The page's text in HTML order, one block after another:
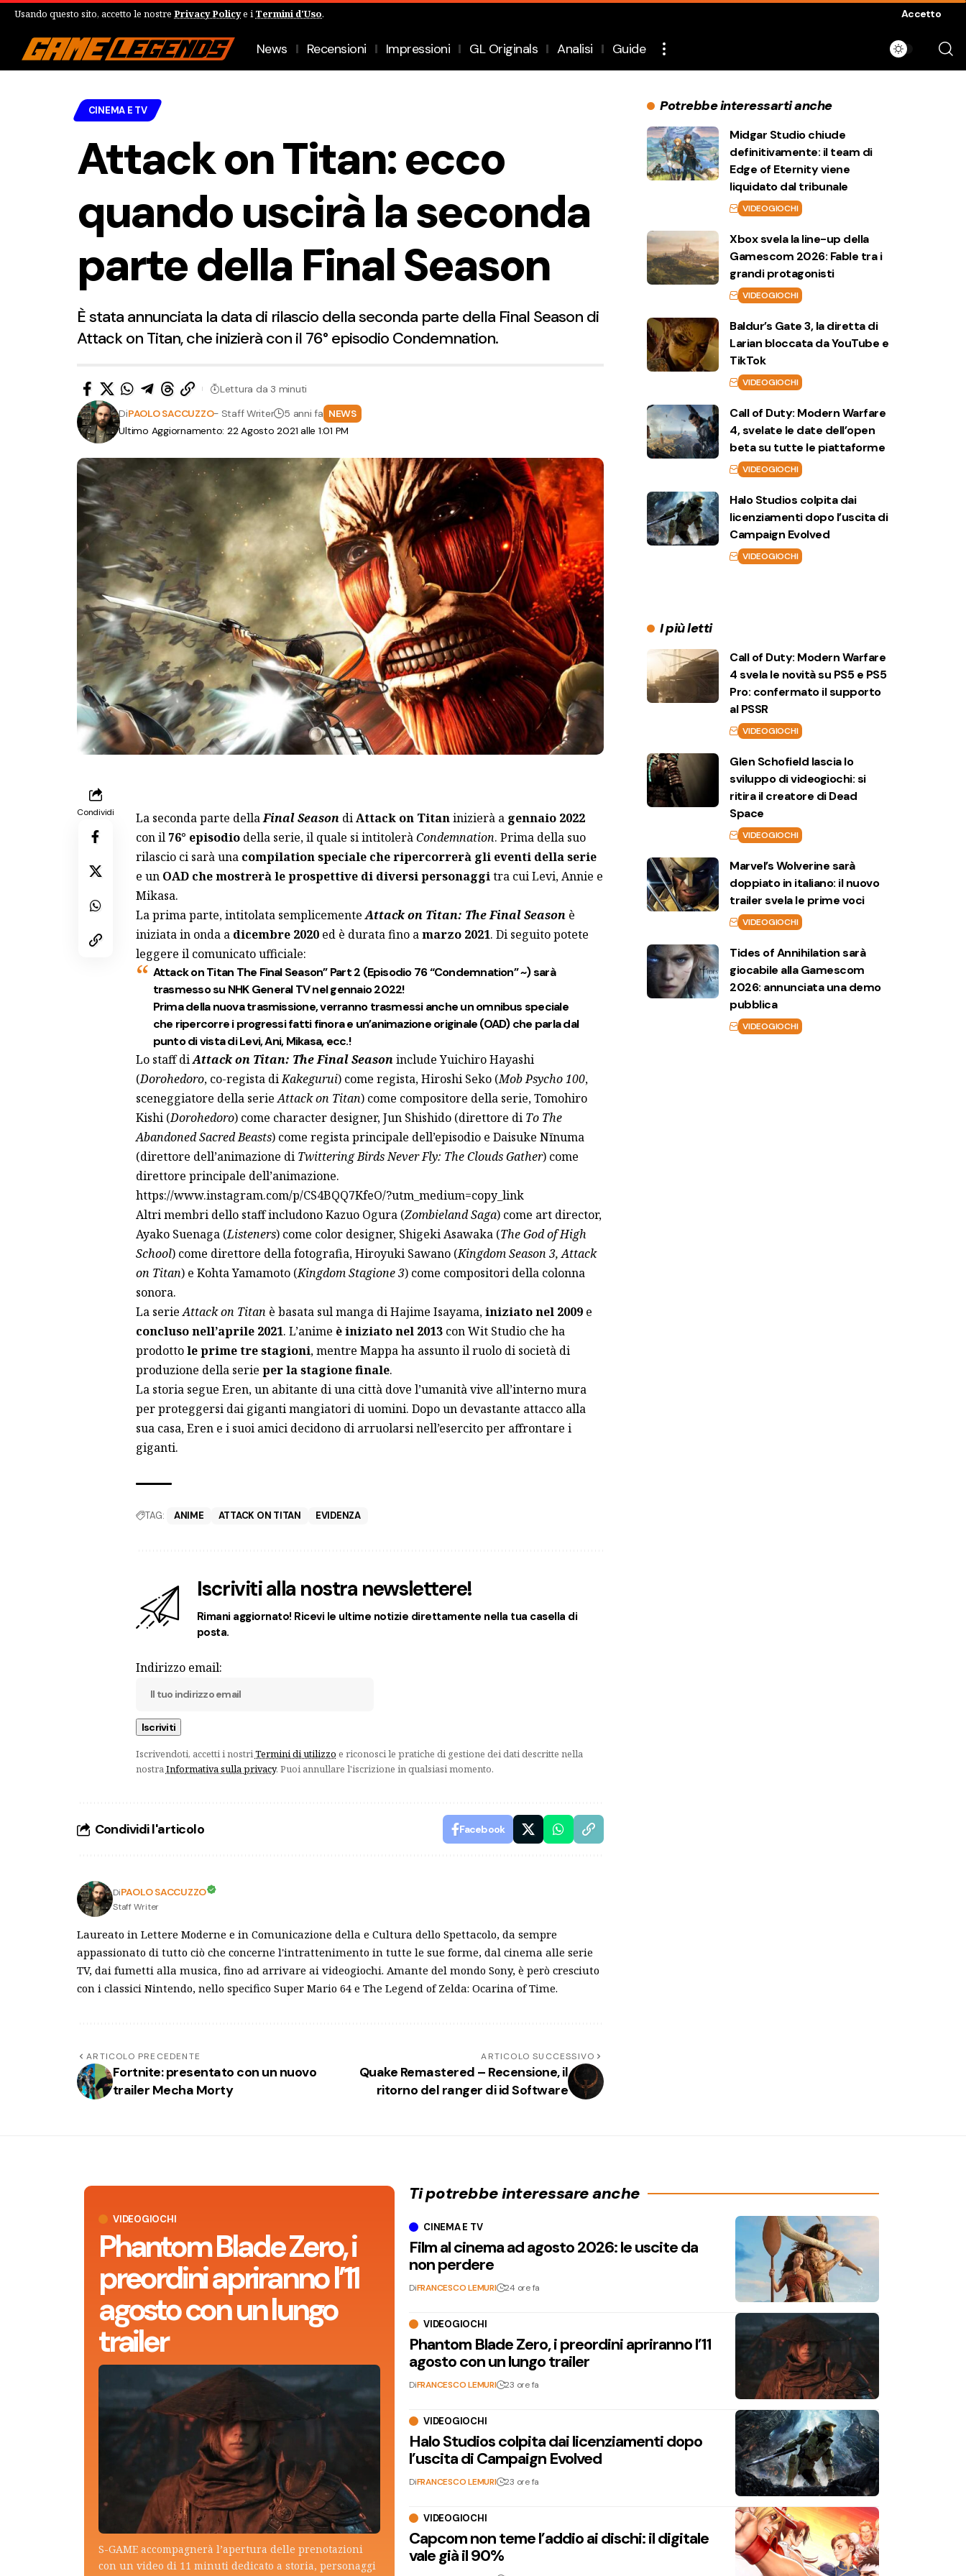
Usando questo sito, accetto le nostre Privacy Policye i Termini d'Uso. Accetto
News Recensioni Impressioni GL Originals Analisi Guide
CINEMA E TV
Attack on Titan: ecco
quando uscirà la seconda
parte della Final Season
È stata annunciata la data di rilascio della seconda parte della Final Season di
Attack on Titan, che inizierà con il 76° episodio Condemnation.
Ultimo Aggiornamento: 22 Agosto 2021 alle 1:01 PM
DiPAOLO SACCUZZO- Staff Writer 5 anni fa NEWS
Lettura da 3 minuti
Condividi La seconda parte dellaFinal SeasondiAttack on Titaninizierà agennaio 2022
con il76° episodiodella serie, il quale si intitoleràCondemnation. Prima della suo
rilascio ci sarà unacompilation speciale che ripercorrerà gli eventi della serie
e unOAD che mostrerà le prospettive di diversi personaggitra cui Levi, Annie e
Mikasa.
La prima parte, intitolata semplicementeAttack on Titan: The Final Seasonè
iniziata in onda adicembre 2020ed è durata fino amarzo 2021. Di seguito potete
leggere il comunicato ufficiale:
Attack on Titan The Final Season” Part 2 (Episodio 76 “Condemnation” ~) sarà
trasmesso su NHK General TV nel gennaio 2022!
Prima della nuova trasmissione, verranno trasmessi anche un omnibus speciale
che ripercorre i progressi fatti finora e un’animazione originale (OAD) che parla dal
punto di vista di Levi, Ani, Mikasa, ecc.!
Lo staff diAttack on Titan: The Final Seasoninclude Yuichiro Hayashi
(Dorohedoro, co-regista diKakegurui) come regista, Hiroshi Seko (Mob Psycho 100,
sceneggiatore della serieAttack on Titan) come compositore della serie, Tomohiro
Kishi (Dorohedoro) come character designer, Jun Shishido (direttore di To The
Abandoned Sacred Beasts) come regista principale dell’episodio e Daisuke Nīnuma
(direttore dell’animazione di Twittering Birds Never Fly: The Clouds Gather) come
direttore principale dell’animazione.
https://www.instagram.com/p/CS4BQQ7KfeO/?utm_medium=copy_link
Altri membri dello staff includono Kazuo Ogura (Zombieland Saga) come art director,
Ayako Suenaga (Listeners) come color designer, Shigeki Asawaka (The God of High
School) come direttore della fotografia, Hiroyuki Sawano (Kingdom Season 3, Attack
on Titan) e Kohta Yamamoto (Kingdom Stagione 3) come compositori della colonna
sonora.
La serieAttack on Titan è basata sul mangadi Hajime Isayama,iniziato nel 2009e
concluso nell’aprile 2021. L’anime è iniziato nel 2013con Wit Studio che ha
prodottole prime tre stagioni, mentre Mappa ha assunto il ruolo di società di
produzione della serie per la stagione finale.
La storia segue Eren, un abitante di una città dove l’umanità vive all’interno mura
per proteggersi dai giganti mangiatori di uomini. Dopo un devastante attacco alla
sua casa, Eren e i suoi amici decidono di arruolarsi nell’esercito per affrontare i
giganti.
TAG: ANIME ATTACK ON TITAN EVIDENZA
Iscriviti alla nostra newslettere!
Rimani aggiornato! Ricevi le ultime notizie direttamente nella tua casella di
posta.
Indirizzo email:
Iscrivendoti, accetti i nostriTermini di utilizzo e riconosci le pratiche di gestione dei dati descritte nella
nostraInformativa sulla privacy. Puoi annullare l'iscrizione in qualsiasi momento.
Condividi l'articolo Facebook
DiPAOLO SACCUZZO
Staff Writer
Laureato in Lettere Moderne e in Comunicazione della e Cultura dello Spettacolo, da sempre
appassionato di tutto ciò che concerne l'intrattenimento in tutte le sue forme, dal cinema alle serie
TV, dai fumetti alla musica, fino ad arrivare ai videogiochi. Amante del mondo Sony, è però cresciuto
con i classici Nintendo, nello specifico Super Mario 64 e The Legend of Zelda: Ocarina of Time.
ARTICOLO PRECEDENTE
Fortnite: presentato con un nuovo
trailer Mecha Morty
ARTICOLO SUCCESSIVO
Quake Remastered – Recensione, il
ritorno del ranger di id Software
Potrebbe interessarti anche
Midgar Studio chiude
definitivamente: il team di
Edge of Eternity viene
liquidato dal tribunale
VIDEOGIOCHI
Xbox svela la line-up della
Gamescom 2026: Fable tra i
grandi protagonisti
VIDEOGIOCHI
Baldur’s Gate 3, la diretta di
Larian bloccata da YouTube e
TikTok
VIDEOGIOCHI
Call of Duty: Modern Warfare
4, svelate le date dell’open
beta su tutte le piattaforme
VIDEOGIOCHI
Halo Studios colpita dai
licenziamenti dopo l’uscita di
Campaign Evolved
VIDEOGIOCHI
I più letti
Call of Duty: Modern Warfare
4 svela le novità su PS5 e PS5
Pro: confermato il supporto
al PSSR
VIDEOGIOCHI
Glen Schofield lascia lo
sviluppo di videogiochi: si
ritira il creatore di Dead
Space
VIDEOGIOCHI
Marvel’s Wolverine sarà
doppiato in italiano: il nuovo
trailer svela le prime voci
VIDEOGIOCHI
Tides of Annihilation sarà
giocabile alla Gamescom
2026: annunciata una demo
pubblica
VIDEOGIOCHI
VIDEOGIOCHI
Phantom Blade Zero, i
preordini apriranno l’11
agosto con un lungo
trailer
S-GAME accompagnerà l’apertura delle prenotazioni
con un video di 11 minuti dedicato a storia, personaggi
Ti potrebbe interessare anche
CINEMA E TV
Film al cinema ad agosto 2026: le uscite da
non perdere
DiFRANCESCO LEMURI 24 ore fa
VIDEOGIOCHI
Phantom Blade Zero, i preordini apriranno l’11
agosto con un lungo trailer
DiFRANCESCO LEMURI 23 ore fa
VIDEOGIOCHI
Halo Studios colpita dai licenziamenti dopo
l’uscita di Campaign Evolved
DiFRANCESCO LEMURI 23 ore fa
VIDEOGIOCHI
Capcom non teme l’addio ai dischi: il digitale
vale già il 90%